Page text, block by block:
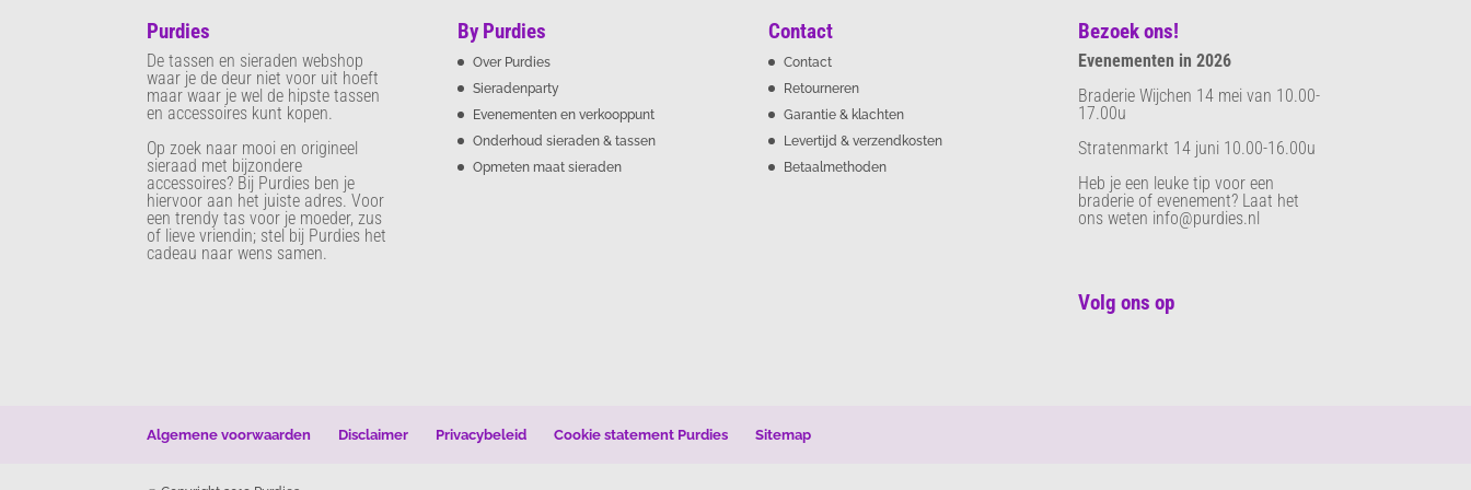
Purdies
De tassen en sieraden webshop
waar je de deur niet voor uit hoeft
maar waar je wel de hipste tassen
en accessoires kunt kopen.
Op zoek naar mooi en origineel
sieraad met bijzondere
accessoires? Bij Purdies ben je
hiervoor aan het juiste adres. Voor
een trendy tas voor je moeder, zus
of lieve vriendin; stel bij Purdies het
cadeau naar wens samen.
By Purdies
Over Purdies
Sieradenparty
Evenementen en verkooppunt
Onderhoud sieraden & tassen
Opmeten maat sieraden
Contact
Contact
Retourneren
Garantie & klachten
Levertijd & verzendkosten
Betaalmethoden
Bezoek ons!
Evenementen in 2026
Braderie Wijchen 14 mei van 10.00-
17.00u
Stratenmarkt 14 juni 10.00-16.00u
Heb je een leuke tip voor een
braderie of evenement? Laat het
ons weten info@purdies.nl
Volg ons op
Algemene voorwaarden Disclaimer Privacybeleid Cookie statement Purdies Sitemap